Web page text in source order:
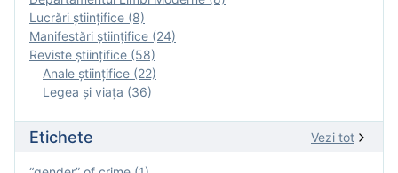
Lucrări științifice (8)
Manifestări ştiinţifice (24)
Reviste ştiinţifice (58)
Anale ştiinţifice (22)
Legea şi viaţa (36)
Etichete Vezi tot